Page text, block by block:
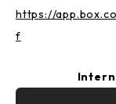
https://
f